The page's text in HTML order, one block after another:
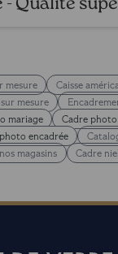
mesure
Caisse
mesure
mariage
Cadre photo
encadrée
magasins
Cadre